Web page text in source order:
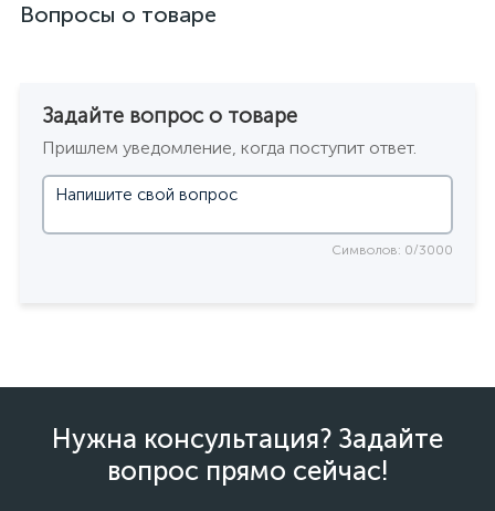
Вопросы о товаре
Задайте вопрос о товаре
Пришлем уведомление, когда поступит ответ.
Символов: 0/3000
Нужна консультация? Задайте
вопрос прямо сейчас!